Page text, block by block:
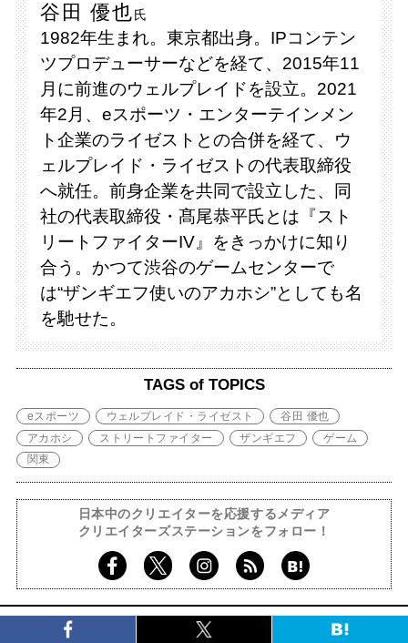
谷田 優也氏
1982年生まれ。東京都出身。IPコンテン
ツプロデューサーなどを経て、2015年11
月に前進のウェルプレイドを設立。2021
年2月、eスポーツ・エンターテインメン
ト企業のライゼストとの合併を経て、ウ
ェルプレイド・ライゼストの代表取締役
へ就任。前身企業を共同で設立した、同
社の代表取締役・髙尾恭平氏とは『スト
リートファイターIV』をきっかけに知り
合う。かつて渋谷のゲームセンターで
は“ザンギエフ使いのアカホシ”としても名
を馳せた。
TAGS of TOPICS
eスポーツ ウェルプレイド・ライゼスト
谷田 優也
アカホシ
ストリートファイター ザンギエフ
ゲーム
関東
日本中のクリエイターを応援するメディア
クリエイターズステーションをフォロー！
あの人に会いたい！をもっと見る